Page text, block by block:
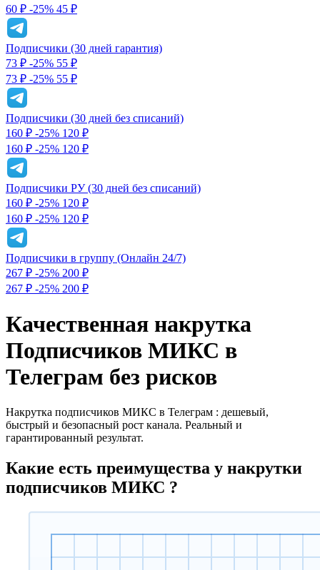
60 ₽ -25% 45 ₽
Подписчики (30 дней гарантия)
73 ₽ -25% 55 ₽
73 ₽ -25% 55 ₽
Подписчики (30 дней без списаний)
160 ₽ -25% 120 ₽
160 ₽ -25% 120 ₽
Подписчики РУ (30 дней без списаний)
160 ₽ -25% 120 ₽
160 ₽ -25% 120 ₽
Подписчики в группу (Онлайн 24/7)
267 ₽ -25% 200 ₽
267 ₽ -25% 200 ₽
Качественная накрутка
Подписчиков МИКС в
Телеграм без рисков
Накрутка подписчиков МИКС в Телеграм : дешевый,
быстрый и безопасный рост канала. Реальный и
гарантированный результат.
Какие есть преимущества у накрутки
подписчиков МИКС ?